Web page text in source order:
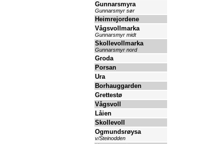
Gunnarsmyra
Gunnarsmyr sør
Heimrejordene
Vågsvollmarka
Gunnarsmyr midt
Skollevollmarka
Gunnarsmyr nord
Groda
Porsan
Ura
Borhauggarden
Grettestø
Vågsvoll
Låien
Skollevoll
Ogmundsrøysa
v/Steinodden